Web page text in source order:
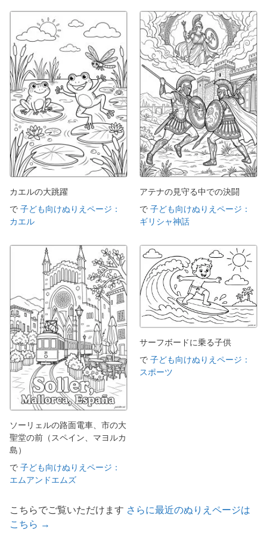
カエルの大跳躍
で 子ども向けぬりえページ：
カエル
アテナの見守る中での決闘
で 子ども向けぬりえページ：
ギリシャ神話
ソーリェルの路面電車、市の大
聖堂の前（スペイン、マヨルカ
島）
で 子ども向けぬりえページ：
エムアンドエムズ
サーフボードに乗る子供
で 子ども向けぬりえページ：
スポーツ
こちらでご覧いただけます さらに最近のぬりえページは
こちら →